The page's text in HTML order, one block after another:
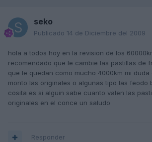
seko
Publicado 14 de Diciembre del 2009
hola a todos hoy en la revision de los
recomendado que le cambie las pastillas de
que le quedan como mucho 4000km mi duda
monto las originales o algunas tipo las feodo
cosita es si alguin sabe cuanto valen las
originales en el conce un saludo
Responder